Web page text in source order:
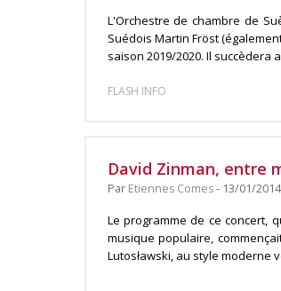
L'Orchestre de chambre de
Suédois Martin Fröst
saison 2019/2020. Il succèdera
FLASH INFO
David Zinman, entre
Par Etiennes Comes- 13/01/2014
Le programme de ce concert,
musique populaire,
Lutosławski, au style moderne